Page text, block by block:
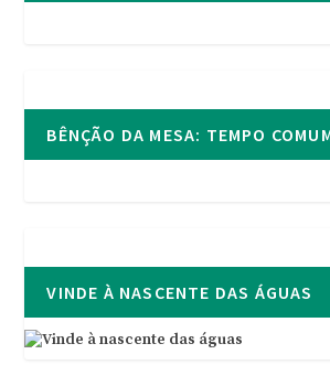
BÊNÇÃO DA MESA: TEMPO
VINDE À NASCENTE DAS ÁGUAS